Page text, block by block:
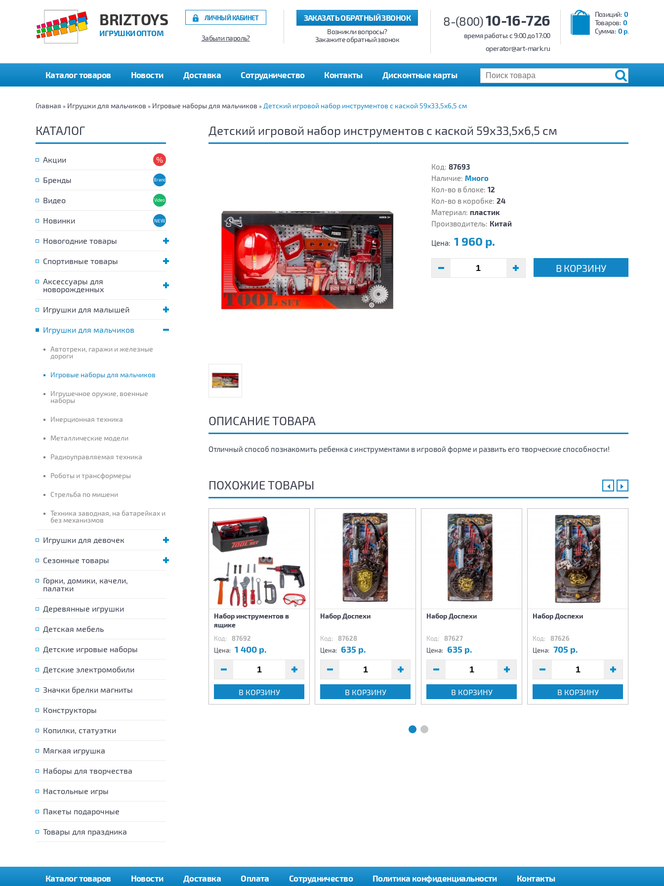
BRIZTOYS
ИГРУШКИ ОПТОМ
Позиций: 0
Товаров: 0
Сумма: 0 р.
8-(800)10-16-726
время работы: c 9:00 до 17:00
operator@art-mark.ru
ЗАКАЗАТЬ ОБРАТНЫЙ ЗВОНОК
Возникли вопросы?
Закажите обратный звонок
ЛИЧНЫЙ КАБИНЕТ
Забыли пароль?
Каталог товаров Новости Доставка Сотрудничество Контакты Дисконтные карты
Главная » Игрушки для мальчиков » Игровые наборы для мальчиков » Детский игровой набор инструментов с каской 59х33,5х6,5 см
КАТАЛОГ
Акции
Бренды
Видео
Новинки
Новогодние товары
Спортивные товары
Аксессуары для
новорожденных
Игрушки для малышей
Игрушки для мальчиков
Автотреки, гаражи и железные
дороги
Игровые наборы для мальчиков
Игрушечное оружие, военные
наборы
Инерционная техника
Металлические модели
Радиоуправляемая техника
Роботы и трансформеры
Стрельба по мишени
Техника заводная, на батарейках и
без механизмов
Игрушки для девочек
Сезонные товары
Горки, домики, качели,
палатки
Деревянные игрушки
Детская мебель
Детские игровые наборы
Детские электромобили
Значки брелки магниты
Конструкторы
Копилки, статуэтки
Мягкая игрушка
Наборы для творчества
Настольные игры
Пакеты подарочные
Товары для праздника
Детский игровой набор инструментов с каской 59х33,5х6,5 см
Код: 87693
Наличие: Много
Кол-во в блоке: 12
Кол-во в коробке: 24
Материал: пластик
Производитель: Китай
Цена: 1 960 р.
В КОРЗИНУ
ОПИСАНИЕ ТОВАРА
Отличный способ познакомить ребенка с инструментами в игровой форме и развить его творческие способности!
ПОХОЖИЕ ТОВАРЫ
Набор Доспехи + оружие
700 р.
В КОРЗИНУ
Цена: 650 р.
В КОРЗИНУ
Набор инструментов в
ящике
Код: 87692
Цена: 1 400 р.
В КОРЗИНУ
Набор Доспехи
Код: 87628
Цена: 635 р.
В КОРЗИНУ
Набор Доспехи
Код: 87627
Цена: 635 р.
В КОРЗИНУ
Набор Доспехи
Код: 87626
Цена: 705 р.
В КОРЗИНУ
Каталог товаров Новости Доставка Оплата Сотрудничество Политика конфиденциальности Контакты